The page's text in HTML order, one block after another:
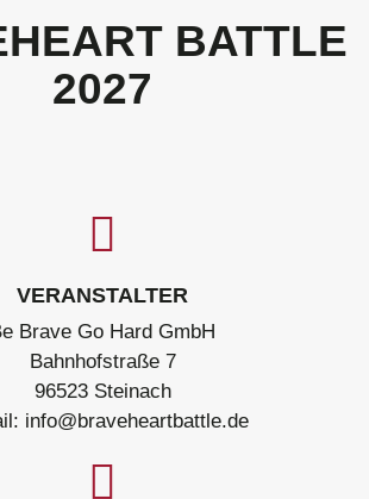
BATTLE
2027
VERANSTALTER
Brave Go Hard GmbH
Bahnhofstraße 7
96523 Steinach
info@braveheartbattle.de